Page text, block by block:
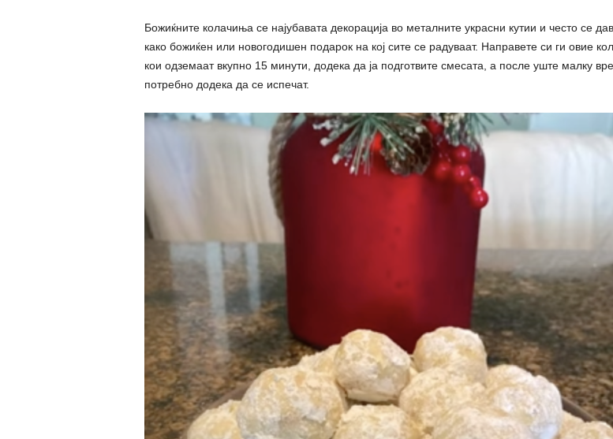
Божиќните колачиња се најубавата декорација во металните украсни кутии и често се
како божиќен или новогодишен подарок на кој сите се радуваат. Направете си ги овие
кои одземаат вкупно 15 минути, додека да ја подготвите смесата, а после уште малку
потребно додека да се испечат.